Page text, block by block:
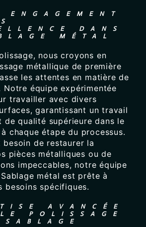
ENGAGEMENT
DANS
MÉTAL
nous croyons en
métallique de première
les attentes en matière de
Notre équipe expérimentée
travailler avec divers
garantissant un travail
de qualité supérieure dans le
chaque étape du processus.
besoin de restaurer la
pièces métalliques ou de
impeccables, notre équipe
métal est prête à
besoins spécifiques.
AVANCÉE
POLISSAGE